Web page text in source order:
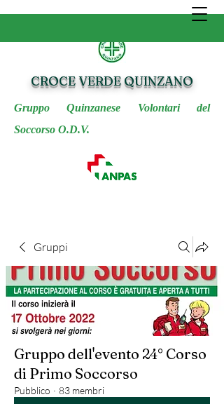
CROCE VERDE QUINZANO
Gruppo Quinzanese Volontari del
Soccorso O.D.V.
Gruppi
Gruppo dell'evento 24° Corso
di Primo Soccorso
Pubblico · 83 membri